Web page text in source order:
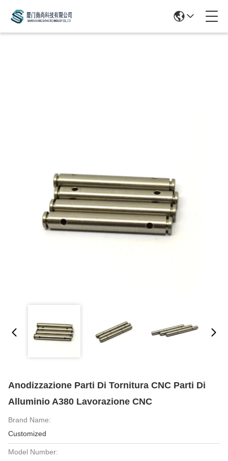
Anodizzazione Parti Di Tornitura CNC Parti Di
Alluminio A380 Lavorazione CNC
Brand Name:
Customized
Model Number: